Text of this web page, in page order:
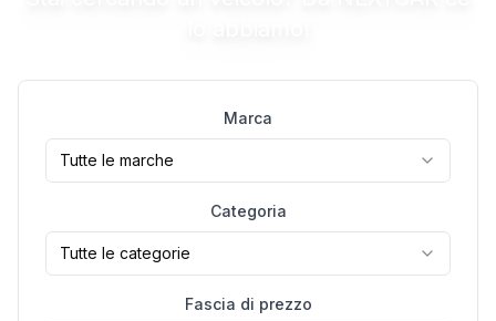
Marca
Tutte le marche
Categoria
Tutte le categorie
Fascia di prezzo